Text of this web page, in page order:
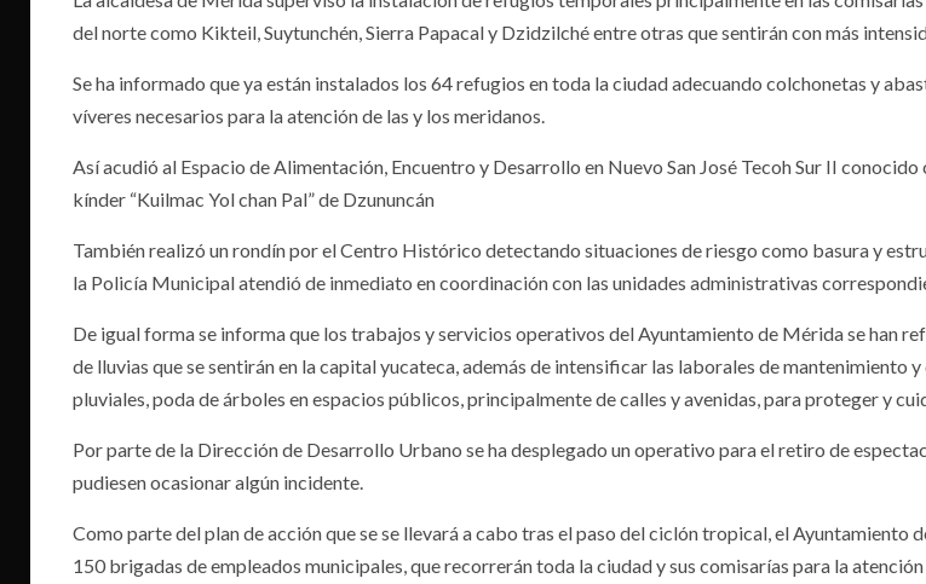
del norte como Kikteil, Suytunchén, Sierra Papacal y Dzidzilché entre otras que sentirán con más
Se ha informado que ya están instalados los 64 refugios en toda la ciudad adecuando colchonetas y
víveres necesarios para la atención de las y los meridanos.
Así acudió al Espacio de Alimentación, Encuentro y Desarrollo en Nuevo San José Tecoh Sur II
kínder “Kuilmac Yol chan Pal” de Dzununcán
También realizó un rondín por el Centro Histórico detectando situaciones de riesgo como basura y
la Policía Municipal atendió de inmediato en coordinación con las unidades administrativas
De igual forma se informa que los trabajos y servicios operativos del Ayuntamiento de Mérida se han
de lluvias que se sentirán en la capital yucateca, además de intensificar las laborales de mantenimiento
pluviales, poda de árboles en espacios públicos, principalmente de calles y avenidas, para proteger y
Por parte de la Dirección de Desarrollo Urbano se ha desplegado un operativo para el retiro de
pudiesen ocasionar algún incidente.
Como parte del plan de acción que se se llevará a cabo tras el paso del ciclón tropical, el Ayuntamiento
150 brigadas de empleados municipales, que recorrerán toda la ciudad y sus comisarías para la